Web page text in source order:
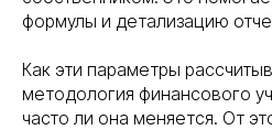
формулы и детализацию
Как эти параметры
методология финансового
часто ли она меняется. От